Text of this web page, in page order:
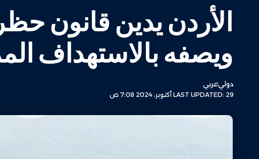
الأردن يدين قانون
ويصفه بالاستهداف
LAST UPDATED: 29 أكتوبر، 2024 7:08 ص
دوليعربي